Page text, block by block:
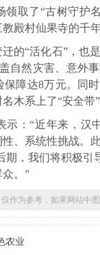
领取了“古树守护
殿村仙果寺的千
的“活化石”，也
自然灾害、意外
障达8万元。同
木系上了“安全带
示：“近年来，
、系统性挑战。
期，我们将积极
。”
作为参考，如果网站中
农业